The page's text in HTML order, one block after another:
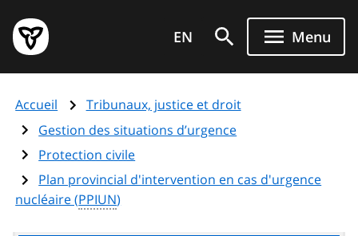
au
contenu
principal
Page
d'accueil
de
l'Ontario
EN Menu
Accueil
Tribunaux, justice et droit
Gestion des situations d’urgence
Protection civile
Plan provincial d'intervention en cas d'urgence
nucléaire (PPIUN)